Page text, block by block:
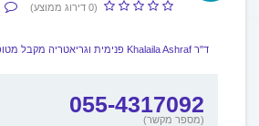
(0 דירוג ממוצע)
ד"ר Khalaila Ashraf פנימית וגריאטריה מקבל מטופלים במרפאות הבאות:
055-4317092
(מספר מקשר)